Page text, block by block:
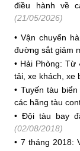
điều hành về
(21/05/2026)
•Vận chuyển
đường sắt giảm
• Hải Phòng: Từ
tải, xe khách, xe
• Tuyến tàu
các hãng tàu
•Đội tàu bay
(02/08/2018)
• 7 tháng 2018: